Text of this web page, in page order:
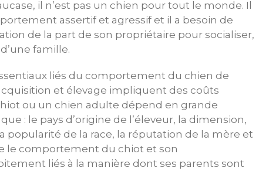
il n’est pas un chien pour tout le monde. Il
assertif et agressif et il a besoin de
de la part de son propriétaire pour socialiser,
famille.
liés du comportement du chien de
et élevage impliquent des coûts
ou un chien adulte dépend en grande
: le pays d’origine de l’éleveur, la dimension,
popularité de la race, la réputation de la mère et
le comportement du chiot et son
liés à la manière dont ses parents sont